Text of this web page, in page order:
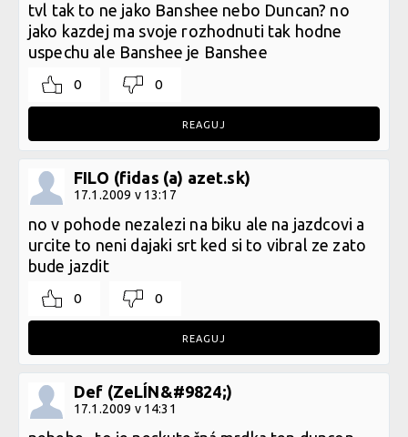
tvl tak to ne jako Banshee nebo Duncan? no
jako kazdej ma svoje rozhodnuti tak hodne
uspechu ale Banshee je Banshee
0 0
REAGUJ
FILO (fidas (a) azet.sk)
17.1.2009 v 13:17
no v pohode nezalezi na biku ale na jazdcovi a
urcite to neni dajaki srt ked si to vibral ze zato
bude jazdit
0 0
REAGUJ
Def (ZeLÍN&#9824;)
17.1.2009 v 14:31